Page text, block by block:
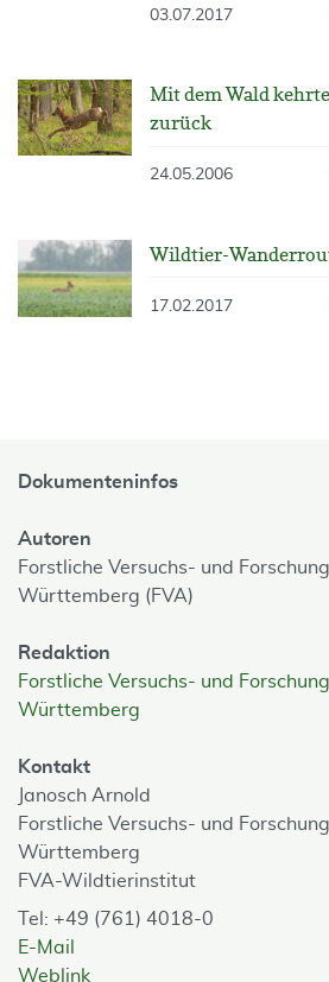
03.07.2017
Mit dem Wald
zurück
24.05.2006
Wildtier-
17.02.2017
Dokumenteninfos
Autoren
Forstliche Versuchs- und
Württemberg (FVA)
Redaktion
Forstliche Versuchs- und
Württemberg
Kontakt
Janosch Arnold
Forstliche Versuchs- und
Württemberg
FVA-Wildtierinstitut
Tel: +49 (761) 4018-0
E-Mail
Weblink